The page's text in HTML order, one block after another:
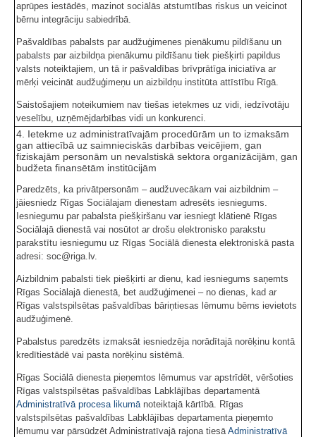
aprūpes iestādēs, mazinot sociālās atstumtības riskus un veicinot
bērnu integrāciju sabiedrībā.
Pašvaldības pabalsts par audžuģimenes pienākumu pildīšanu un
pabalsts par aizbildņa pienākumu pildīšanu tiek piešķirti papildus
valsts noteiktajiem, un tā ir pašvaldības brīvprātīga iniciatīva ar
mērķi veicināt audžuģimeņu un aizbildņu institūta attīstību Rīgā.
Saistošajiem noteikumiem nav tiešas ietekmes uz vidi, iedzīvotāju
veselību, uzņēmējdarbības vidi un konkurenci.
4. Ietekme uz administratīvajām procedūrām un to izmaksām
gan attiecībā uz saimnieciskās darbības veicējiem, gan
fiziskajām personām un nevalstiskā sektora organizācijām, gan
budžeta finansētām institūcijām
Paredzēts, ka privātpersonām – audžuvecākam vai aizbildnim –
jāiesniedz Rīgas Sociālajam dienestam adresēts iesniegums.
Iesniegumu par pabalsta piešķiršanu var iesniegt klātienē Rīgas
Sociālajā dienestā vai nosūtot ar drošu elektronisko parakstu
parakstītu iesniegumu uz Rīgas Sociālā dienesta elektroniskā pasta
adresi: soc@riga.lv.
Aizbildnim pabalsti tiek piešķirti ar dienu, kad iesniegums saņemts
Rīgas Sociālajā dienestā, bet audžuģimenei – no dienas, kad ar
Rīgas valstspilsētas pašvaldības bāriņtiesas lēmumu bērns ievietots
audžuģimenē.
Pabalstus paredzēts izmaksāt iesniedzēja norādītajā norēķinu kontā
kredītiestādē vai pasta norēķinu sistēmā.
Rīgas Sociālā dienesta pieņemtos lēmumus var apstrīdēt, vēršoties
Rīgas valstspilsētas pašvaldības Labklājības departamentā
Administratīvā procesa likumānoteiktajā kārtībā. Rīgas
valstspilsētas pašvaldības Labklājības departamenta pieņemto
lēmumu var pārsūdzēt Administratīvajā rajona tiesāAdministratīvā